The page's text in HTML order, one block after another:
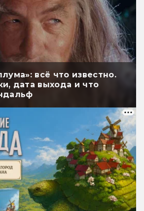
всё что известно.
дата выхода и что